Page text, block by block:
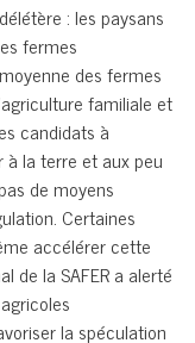
: les paysans
fermes
des fermes
familiale et
candidats à
à la terre et aux peu
de moyens
Certaines
accélérer cette
de la SAFER a alerté
la spéculation